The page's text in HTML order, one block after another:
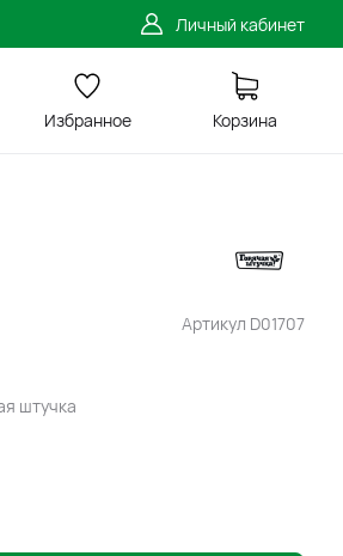
Личный кабинет
Избранное Корзина
Артикул D01707
штучка